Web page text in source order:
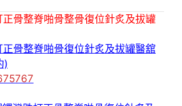
骨整脊啪骨整骨復位針炙及拔罐
骨整脊啪骨復位針炙及拔罐醫舘
)